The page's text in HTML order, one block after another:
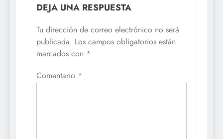
DEJA UNA RESPUESTA
Tu dirección de correo electrónico no será
publicada. Los campos obligatorios están
marcados con *
Comentario *